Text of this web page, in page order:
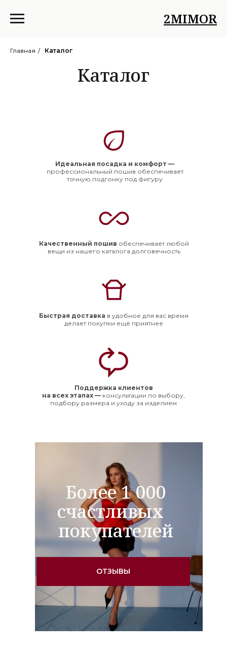
2MIMOR
Главная / Каталог
Каталог
Идеальная посадка и комфорт —
профессиональный пошив обеспечивает
точную подгонку под фигуру
Качественный пошив обеспечивает любой
вещи из нашего каталога долговечность
Быстрая доставка в удобное для вас время
делает покупки ещё приятнее
Поддержка клиентов
на всех этапах — консультации по выбору,
подбору размера и уходу за изделием
ОТЗЫВЫ
Более 1 000
счастливых
покупателей